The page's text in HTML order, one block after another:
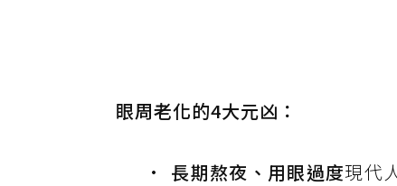
眼周老化的4大元凶：
長期熬夜、用眼過度現代